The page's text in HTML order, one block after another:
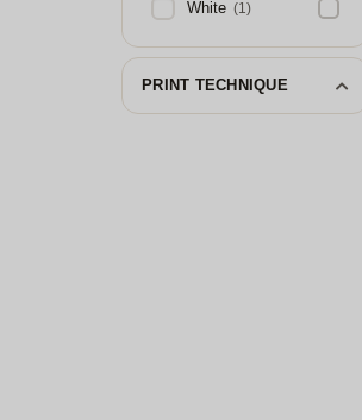
White (1)
PRINT TECHNIQUE